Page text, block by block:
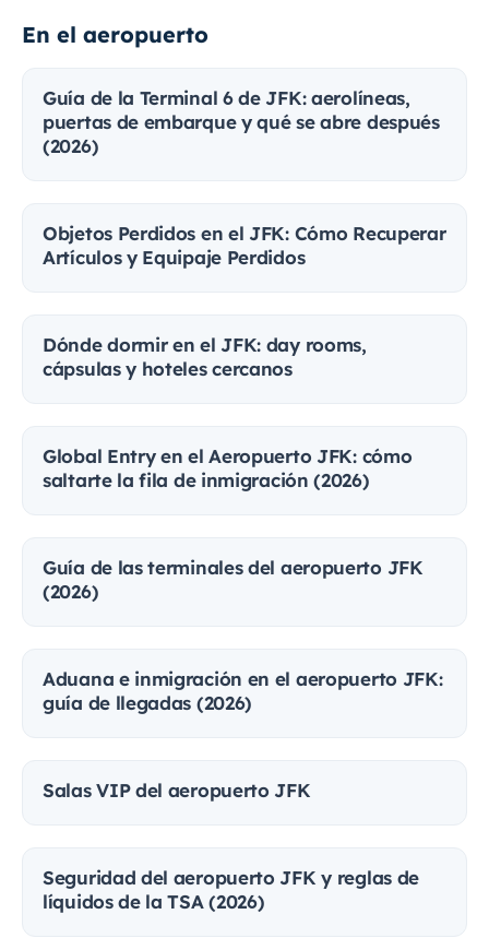
En el aeropuerto
Guía de la Terminal 6 de JFK: aerolíneas,
puertas de embarque y qué se abre después
(2026)
Objetos Perdidos en el JFK: Cómo Recuperar
Artículos y Equipaje Perdidos
Dónde dormir en el JFK: day rooms,
cápsulas y hoteles cercanos
Global Entry en el Aeropuerto JFK: cómo
saltarte la fila de inmigración (2026)
Guía de las terminales del aeropuerto JFK
(2026)
Aduana e inmigración en el aeropuerto JFK:
guía de llegadas (2026)
Salas VIP del aeropuerto JFK
Seguridad del aeropuerto JFK y reglas de
líquidos de la TSA (2026)